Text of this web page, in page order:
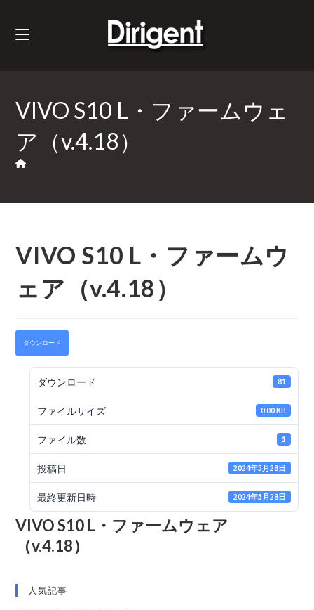
VIVO S10 L・ファームウェ
ア（v.4.18）
VIVO S10 L・ファームウ
ェア（v.4.18）
ダウンロード
ダウンロード 81
ファイルサイズ 0.00 KB
ファイル数 1
投稿日 2024年5月28日
最終更新日時 2024年5月28日
VIVO S10 L・ファームウェア
（v.4.18）
人気記事